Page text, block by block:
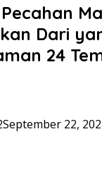
Dari
24
September 22,